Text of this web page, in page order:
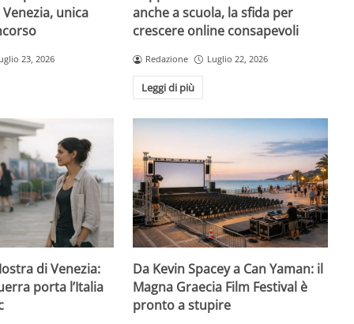
unica
23, 2026
anche a scuola, la sfida per
crescere online consapevoli
Redazione Luglio 22, 2026
Leggi di più
di Venezia:
porta l’Italia
Da Kevin Spacey a Can Yaman: il
Magna Graecia Film Festival è
pronto a stupire